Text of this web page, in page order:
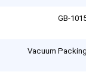
GB-
Vacuum Packing